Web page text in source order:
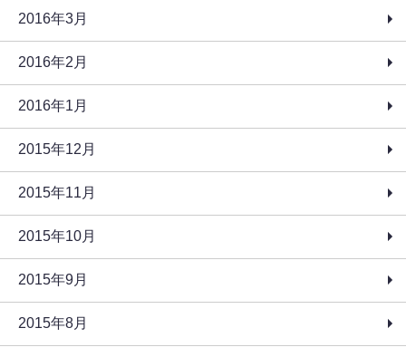
2016年3月
2016年2月
2016年1月
2015年12月
2015年11月
2015年10月
2015年9月
2015年8月